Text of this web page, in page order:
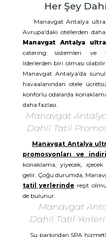
Her Şey
Manavgat Antalya ultra
Avrupa'daki otellerden
Manavgat Antalya
catering sistemleri ve
liderlerden biri olması
Manavgat Antalya'da
havaalanından otele
konforlu odalarda
daha fazlası.
Manavgat
Dahil Tatil
Manavgat Antalya
promosyonları ve
konaklama, yiyecek,
gelir. Çoğu durumda,
tatil yerlerinde reşit
de bulunur.
Manavgat
Dahil Tatil
Su parkından SPA